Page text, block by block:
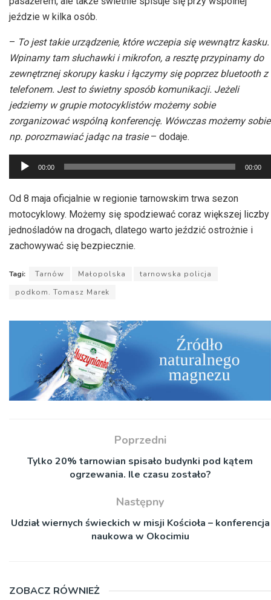
jeździe w kilka osób.
– To jest takie urządzenie, które wczepia się wewnątrz kasku.
Wpinamy tam słuchawki i mikrofon, a resztę przypinamy do
zewnętrznej skorupy kasku i łączymy się poprzez bluetooth z
telefonem. Jest to świetny sposób komunikacji. Jeżeli
jedziemy w grupie motocyklistów możemy sobie
zorganizować wspólną konferencję. Wówczas możemy sobie
np. porozmawiać jadąc na trasie– dodaje.
Odtwarzacz
plików
dźwiękowych
00:00 00:00
Od 8 maja oficjalnie w regionie tarnowskim trwa sezon
motocyklowy. Możemy się spodziewać coraz większej liczby
jednośladów na drogach, dlatego warto jeździć ostrożnie i
zachowywać się bezpiecznie.
Tagi: Tarnów Małopolska
tarnowska policja
podkom. Tomasz Marek
Poprzedni
Tylko 20% tarnowian spisało budynki pod kątem
ogrzewania. Ile czasu zostało?
Następny
Udział wiernych świeckich w misji Kościoła – konferencja
naukowa w Okocimiu
ZOBACZ RÓWNIEŻ